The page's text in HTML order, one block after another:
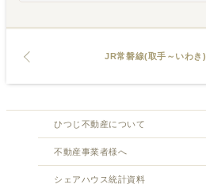
JR常磐線(取手～いわき)
ひつじ不動産について
不動産事業者様へ
シェアハウス統計資料